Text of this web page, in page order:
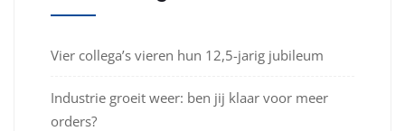
Vier collega’s vieren hun 12,5-jarig jubileum
Industrie groeit weer: ben jij klaar voor meer
orders?